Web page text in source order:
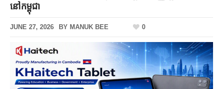
នៅកម្ពុជា
JUNE 27, 2026 BY MANUK BEE 0